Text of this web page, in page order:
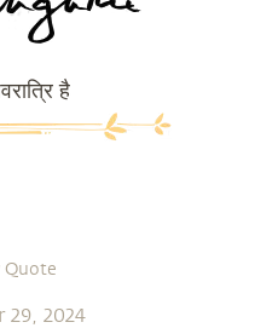
है
Quote
29, 2024